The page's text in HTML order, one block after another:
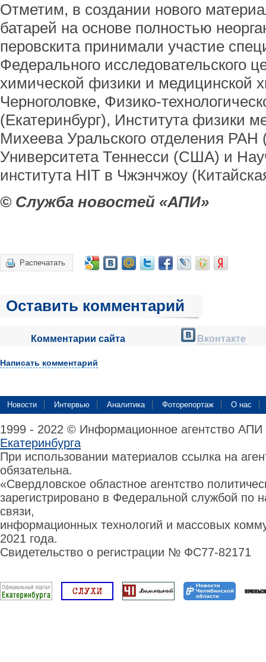
Отметим, в создании нового
батарей на основе полностью
перовскита принимали участие
Федерального исследовательского
химической физики и медицинской
Черноголовке, Физико-
(Екатеринбург), Института физики
Михеева Уральского отделения РАН
Университета Теннесси (США) и
института HIT в Чжэнчжоу
© Служба новостей «АПИ»
Распечатать
Оставить комментарий
Комментарии сайта Вконтакте
Написать комментарий
Новости Интервью Аналитика Фоторепортаж О нас
1999 - 2022 © Информационное агентство
Екатеринбурга
При использовании материалов ссылка на
обязательна.
«Свердловское областное агентство
зарегистрировано в Федеральной службой по
связи,
информационных технологий и массовых
2021 года.
Свидетельство о регистрации № ФС77-82171